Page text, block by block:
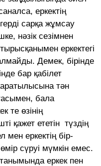
еркектің
сарқа жұмсау
нәзік сезімнен
еркектегі
Демек, бірінде
бар қабілет
тән
бала
те өзінің
қажет ететін түздің
еркектің бір-
сүруі мүмкін емес.
еркек пен